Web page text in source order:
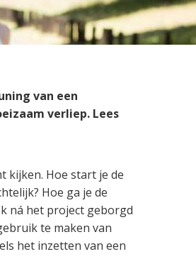
Preventie
van een
verliep. Lees
kijken. Hoe start je de
Hoe ga je de
ná het project geborgd
te maken van
het inzetten van een